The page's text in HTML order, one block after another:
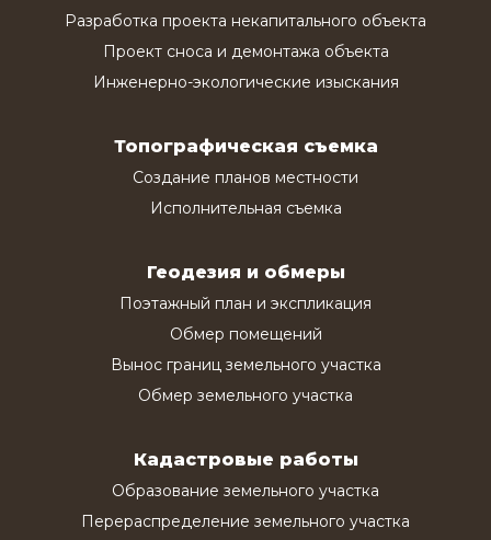
Разработка проекта некапитального объекта
Проект сноса и демонтажа объекта
Инженерно-экологические изыскания
Топографическая съемка
Создание планов местности
Исполнительная съемка
Геодезия и обмеры
Поэтажный план и экспликация
Обмер помещений
Вынос границ земельного участка
Обмер земельного участка
Кадастровые работы
Образование земельного участка
Перераспределение земельного участка